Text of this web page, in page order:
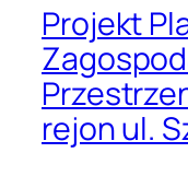
Projekt
rejon ul.